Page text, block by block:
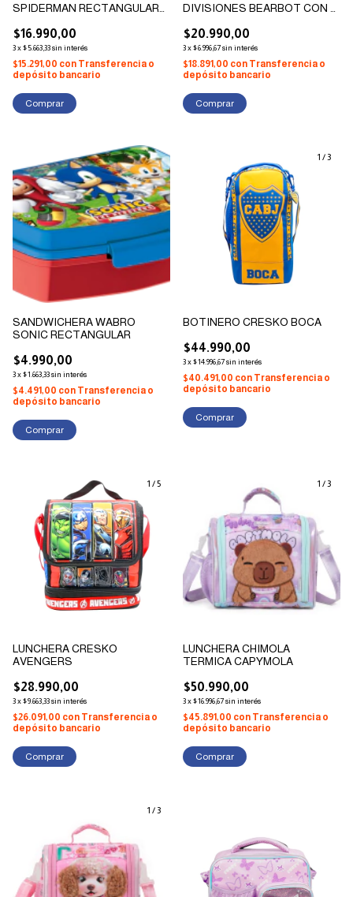
SPIDERMAN RECTANGULAR
$16.990,00
3x$5.663,33sin interés
$15.291,00 con Transferencia o
depósito bancario
DIVISIONES BEARBOT CON 4
$20.990,00
3x$6.996,67sin interés
$18.891,00 con Transferencia o
depósito bancario
SANDWICHERA WABRO
SONIC RECTANGULAR
$4.990,00
3x$1.663,33sin interés
$4.491,00 con Transferencia o
depósito bancario
1 /3
BOTINERO CRESKO BOCA
$44.990,00
3x$14.996,67sin interés
$40.491,00 con Transferencia o
depósito bancario
1 /5
LUNCHERA CRESKO
AVENGERS
$28.990,00
3x$9.663,33sin interés
$26.091,00 con Transferencia o
depósito bancario
1 /3
LUNCHERA CHIMOLA
TERMICA CAPYMOLA
$50.990,00
3x$16.996,67sin interés
$45.891,00 con Transferencia o
depósito bancario
1 /3